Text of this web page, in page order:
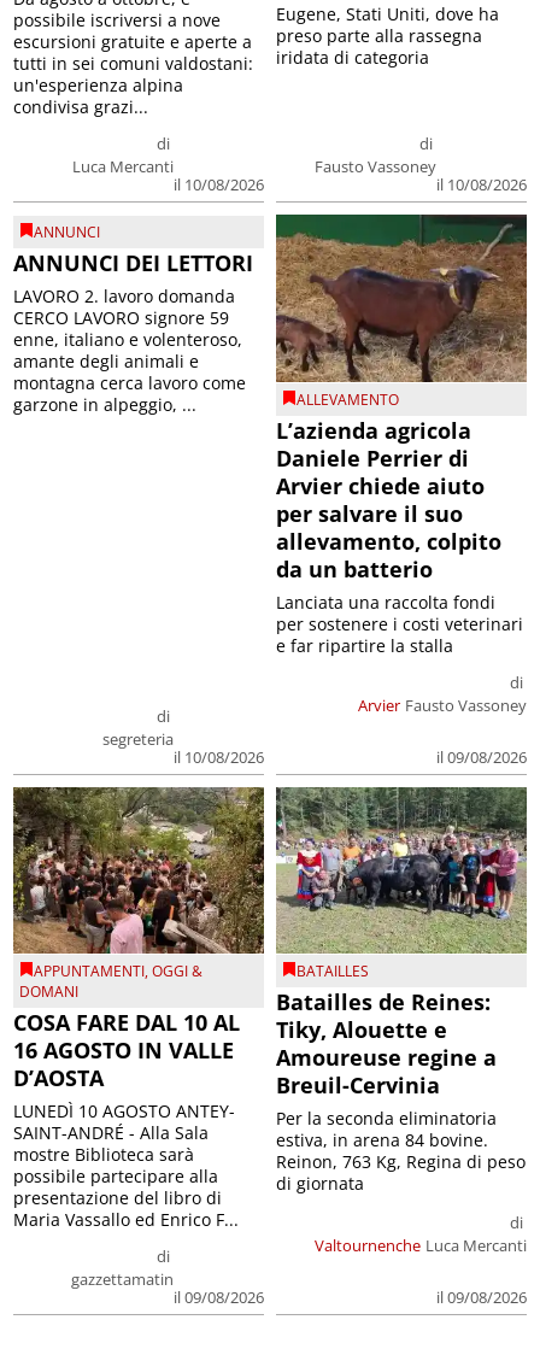
di
Luca Mercanti
il 10/08/2026
possibile iscriversi a nove
escursioni gratuite e aperte a
tutti in sei comuni valdostani:
un'esperienza alpina
condivisa grazi...
di
Fausto Vassoney
il 10/08/2026
Eugene, Stati Uniti, dove ha
preso parte alla rassegna
iridata di categoria
ANNUNCI
ANNUNCI DEI LETTORI
di
segreteria
il 10/08/2026
LAVORO 2. lavoro domanda
CERCO LAVORO signore 59
enne, italiano e volenteroso,
amante degli animali e
montagna cerca lavoro come
garzone in alpeggio, ...
ALLEVAMENTO
L’azienda agricola
Daniele Perrier di
Arvier chiede aiuto
per salvare il suo
allevamento, colpito
da un batterio
Arvier
di
Fausto Vassoney
il 09/08/2026
Lanciata una raccolta fondi
per sostenere i costi veterinari
e far ripartire la stalla
APPUNTAMENTI,OGGI &
DOMANI
COSA FARE DAL 10 AL
16 AGOSTO IN VALLE
D’AOSTA
di
gazzettamatin
il 09/08/2026
LUNEDÌ 10 AGOSTO ANTEY-
SAINT-ANDRÉ - Alla Sala
mostre Biblioteca sarà
possibile partecipare alla
presentazione del libro di
Maria Vassallo ed Enrico F...
BATAILLES
Batailles de Reines:
Tiky, Alouette e
Amoureuse regine a
Breuil-Cervinia
Valtournenche
di
Luca Mercanti
il 09/08/2026
Per la seconda eliminatoria
estiva, in arena 84 bovine.
Reinon, 763 Kg, Regina di peso
di giornata